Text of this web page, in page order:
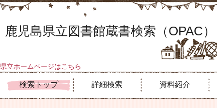
鹿児島県立図書館蔵書検索（OPAC）
県立ホームページはこちら
検索トップ 詳細検索 資料紹介